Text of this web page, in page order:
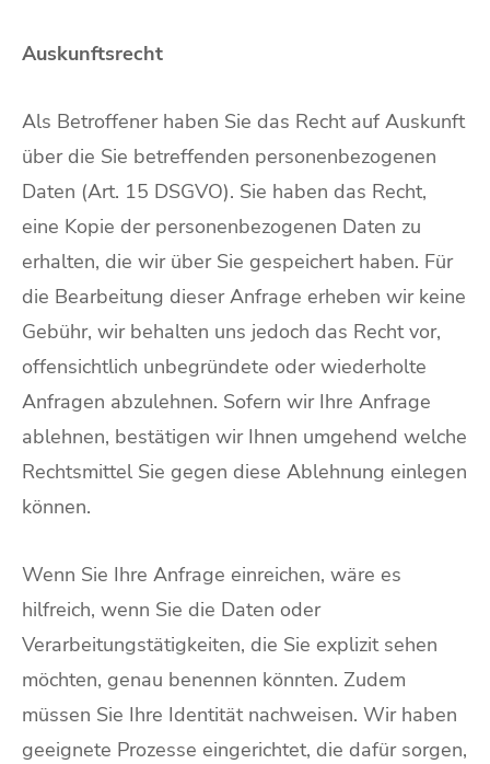
Auskunftsrecht
Als Betroffener haben Sie das Recht auf Auskunft
über die Sie betreffenden personenbezogenen
Daten (Art. 15 DSGVO). Sie haben das Recht,
eine Kopie der personenbezogenen Daten zu
erhalten, die wir über Sie gespeichert haben. Für
die Bearbeitung dieser Anfrage erheben wir keine
Gebühr, wir behalten uns jedoch das Recht vor,
offensichtlich unbegründete oder wiederholte
Anfragen abzulehnen. Sofern wir Ihre Anfrage
ablehnen, bestätigen wir Ihnen umgehend welche
Rechtsmittel Sie gegen diese Ablehnung einlegen
können.
Wenn Sie Ihre Anfrage einreichen, wäre es
hilfreich, wenn Sie die Daten oder
Verarbeitungstätigkeiten, die Sie explizit sehen
möchten, genau benennen könnten. Zudem
müssen Sie Ihre Identität nachweisen. Wir haben
geeignete Prozesse eingerichtet, die dafür sorgen,